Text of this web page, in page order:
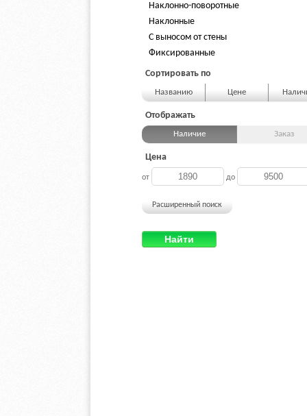
Наклонно-поворотные
Наклонные
С выносом от стены
Фиксированные
Сортировать по
Названию Цене
Отображать
Наличие Заказ
Цена
от до
Расширенный поиск
Найти